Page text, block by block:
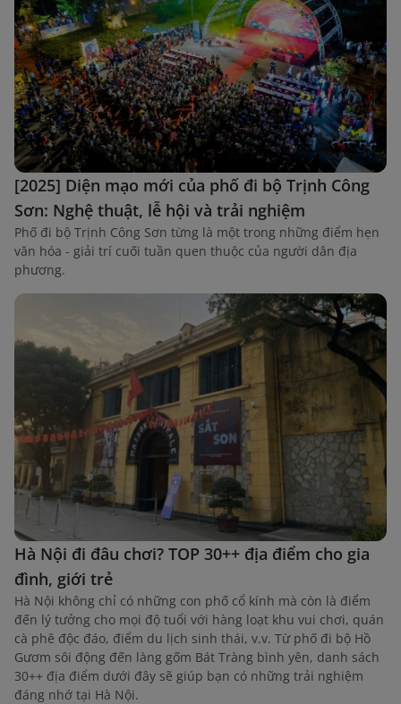
[2025] Diện mạo mới của phố đi bộ Trịnh Công
Sơn: Nghệ thuật, lễ hội và trải nghiệm
Phố đi bộ Trịnh Công Sơn từng là một trong những điểm hẹn
văn hóa - giải trí cuối tuần quen thuộc của người dân địa
phương.
Hà Nội đi đâu chơi? TOP 30++ địa điểm cho gia
đình, giới trẻ
Hà Nội không chỉ có những con phố cổ kính mà còn là điểm
đến lý tưởng cho mọi độ tuổi với hàng loạt khu vui chơi, quán
cà phê độc đáo, điểm du lịch sinh thái, v.v. Từ phố đi bộ Hồ
Gươm sôi động đến làng gốm Bát Tràng bình yên, danh sách
30++ địa điểm dưới đây sẽ giúp bạn có những trải nghiệm
đáng nhớ tại Hà Nội.